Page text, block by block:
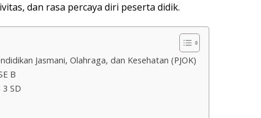
dan rasa percaya diri peserta didik.
Jasmani, Olahraga, dan Kesehatan (PJOK)
B
3 SD